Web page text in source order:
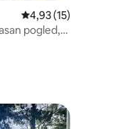
Prosječna ocjena:
4,93 (15)
pogled,